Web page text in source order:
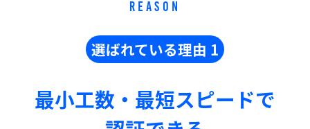
REASON
選ばれている理由 1
最小工数・最短スピードで